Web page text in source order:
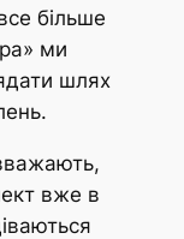
більше
ми
шлях
вже в